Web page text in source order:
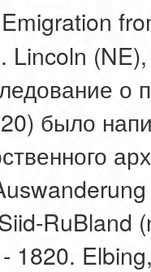
Lincoln
о
было
RuBland
1820.